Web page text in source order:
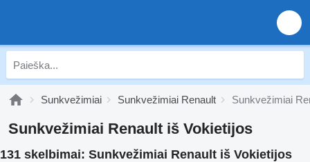
Sunkvežimiai Sunkvežimiai Renault Sunkvežimiai
Sunkvežimiai Renault iš Vokietijos
131 skelbimai: Sunkvežimiai Renault iš Vokietijos